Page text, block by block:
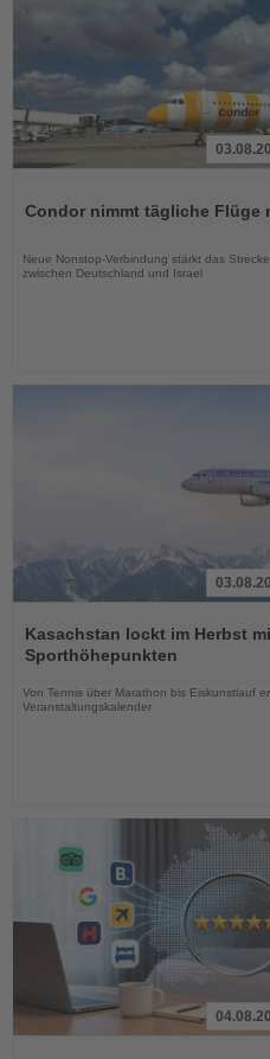
die
Condor nimmt tägliche Flüge
Neue Nonstop-Verbindung stärkt das
zwischen Deutschland und Israel
Sie
die
Nachrichten
Kasachstan lockt im Herbst
Sporthöhepunkten
Von Tennis über Marathon bis Eiskunstlauf
Veranstaltungskalender